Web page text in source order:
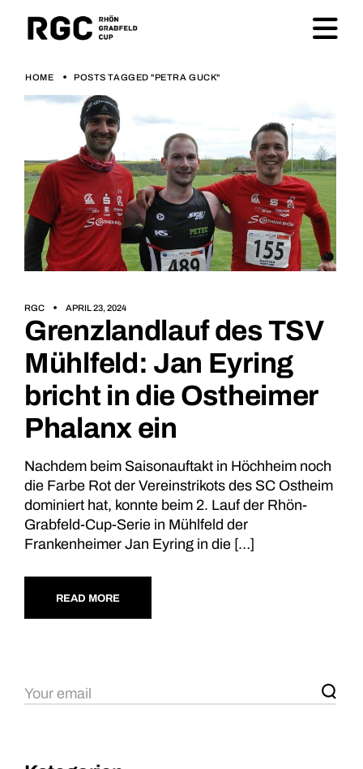
HOME POSTS TAGGED "PETRA GUCK"
RGC APRIL 23, 2024
Grenzlandlauf des TSV
Mühlfeld: Jan Eyring
bricht in die Ostheimer
Phalanx ein
Nachdem beim Saisonauftakt in Höchheim noch
die Farbe Rot der Vereinstrikots des SC Ostheim
dominiert hat, konnte beim 2. Lauf der Rhön-
Grabfeld-Cup-Serie in Mühlfeld der
Frankenheimer Jan Eyring in die […]
READ MORE